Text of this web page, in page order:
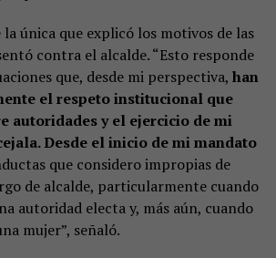
única que explicó los motivos de las
contra el alcalde. “Esto responde
que, desde mi perspectiva, han
el respeto institucional que
autoridades y el ejercicio de mi
Desde el inicio de mi mandato
que considero impropias de
de alcalde, particularmente cuando
autoridad electa y, más aún, cuando
mujer”, señaló.